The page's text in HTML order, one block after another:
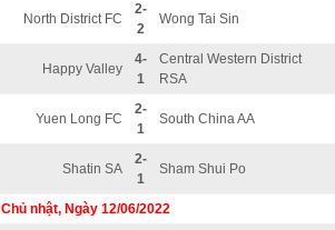
North District FC
2-
2
Wong Tai Sin
Happy Valley
4-
1
Central Western District
RSA
Yuen Long FC
2-
1
South China AA
Shatin SA
2-
1
Sham Shui Po
Chủ nhật, Ngày 12/06/2022